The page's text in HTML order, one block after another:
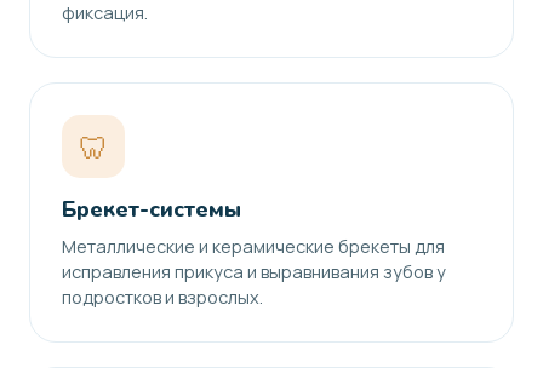
фиксация.
🦷
Брекет-системы
Металлические и керамические брекеты для
исправления прикуса и выравнивания зубов у
подростков и взрослых.